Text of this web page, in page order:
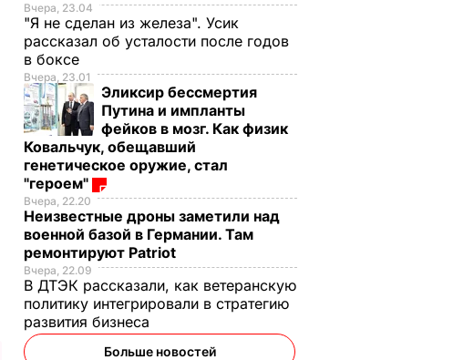
Вчера, 23.04
"Я не сделан из железа". Усик
рассказал об усталости после годов
в боксе
Вчера, 23.01
Эликсир бессмертия
Путина и импланты
фейков в мозг. Как физик
Ковальчук, обещавший
генетическое оружие, стал
"героем"
Вчера, 22.20
Неизвестные дроны заметили над
военной базой в Германии. Там
ремонтируют Patriot
Вчера, 22.09
В ДТЭК рассказали, как ветеранскую
политику интегрировали в стратегию
развития бизнеса
Больше новостей